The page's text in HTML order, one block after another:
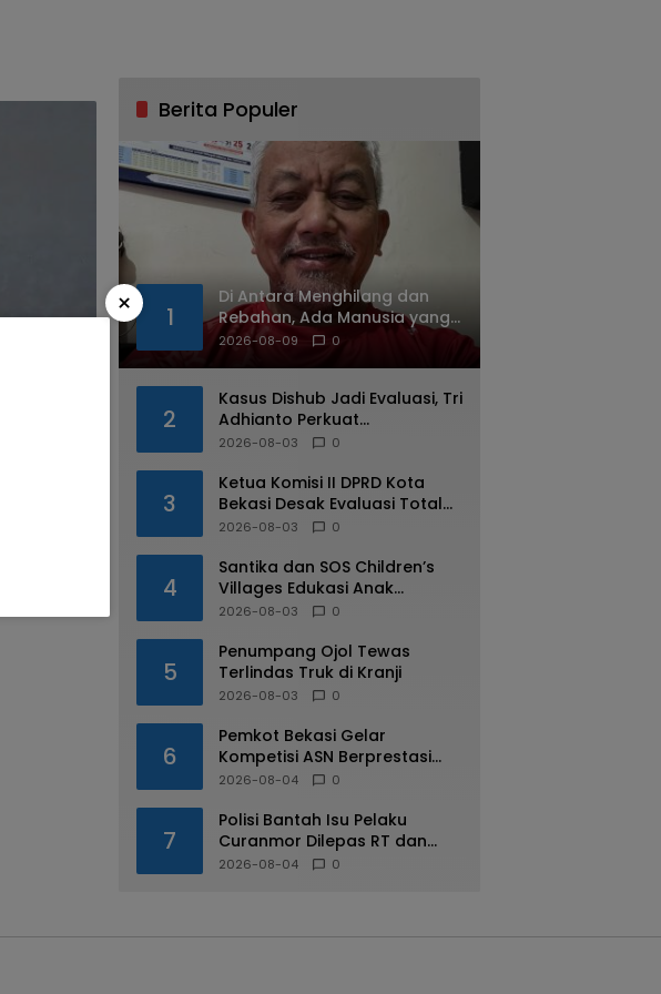
Berita Populer
1
Di Antara Menghilang dan
Rebahan, Ada Manusia yang
Tetap Berjalan
2026-08-09 0
2
Kasus Dishub Jadi Evaluasi, Tri
Adhianto Perkuat
Pengawasan Aparatur
2026-08-03 0
3
Ketua Komisi II DPRD Kota
Bekasi Desak Evaluasi Total
Usai Dugaan Pungli Oknum
2026-08-03 0
4
Santika dan SOS Children’s
Villages Edukasi Anak
Mengenal Industri Perhotelan
2026-08-03 0
5
Penumpang Ojol Tewas
Terlindas Truk di Kranji
2026-08-03 0
6
Pemkot Bekasi Gelar
Kompetisi ASN Berprestasi
pada HUT RI ke-81
2026-08-04 0
7
Polisi Bantah Isu Pelaku
Curanmor Dilepas RT dan
Warga di Pejuang
2026-08-04 0
×